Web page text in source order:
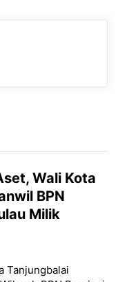
Wali Kota
BPN
Milik
Tanjungbalai